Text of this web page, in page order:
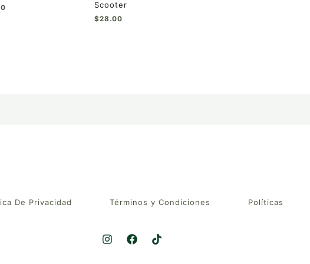
Scooter
$28.00
De Privacidad Términos y Condiciones Políticas